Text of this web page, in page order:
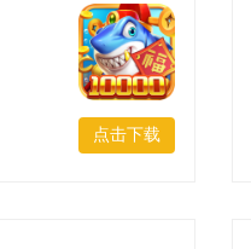
点击下载